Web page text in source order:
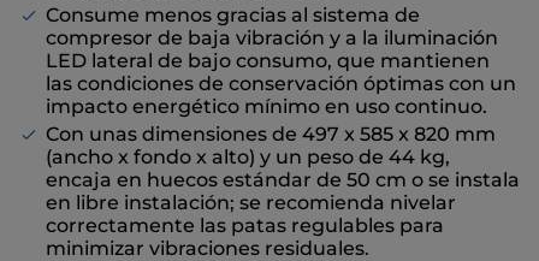
Consume menos gracias al sistema de
compresor de baja vibración y a la iluminación
LED lateral de bajo consumo, que mantienen
las condiciones de conservación óptimas con un
impacto energético mínimo en uso continuo.
Con unas dimensiones de 497 x 585 x 820 mm
(ancho x fondo x alto) y un peso de 44 kg,
encaja en huecos estándar de 50 cm o se instala
en libre instalación; se recomienda nivelar
correctamente las patas regulables para
minimizar vibraciones residuales.